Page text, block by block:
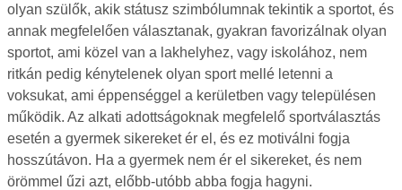
olyan szülők, akik státusz szimbólumnak tekintik a sportot, és
annak megfelelően választanak, gyakran favorizálnak olyan
sportot, ami közel van a lakhelyhez, vagy iskolához, nem
ritkán pedig kénytelenek olyan sport mellé letenni a
voksukat, ami éppenséggel a kerületben vagy településen
működik. Az alkati adottságoknak megfelelő sportválasztás
esetén a gyermek sikereket ér el, és ez motiválni fogja
hosszútávon. Ha a gyermek nem ér el sikereket, és nem
örömmel űzi azt, előbb-utóbb abba fogja hagyni.